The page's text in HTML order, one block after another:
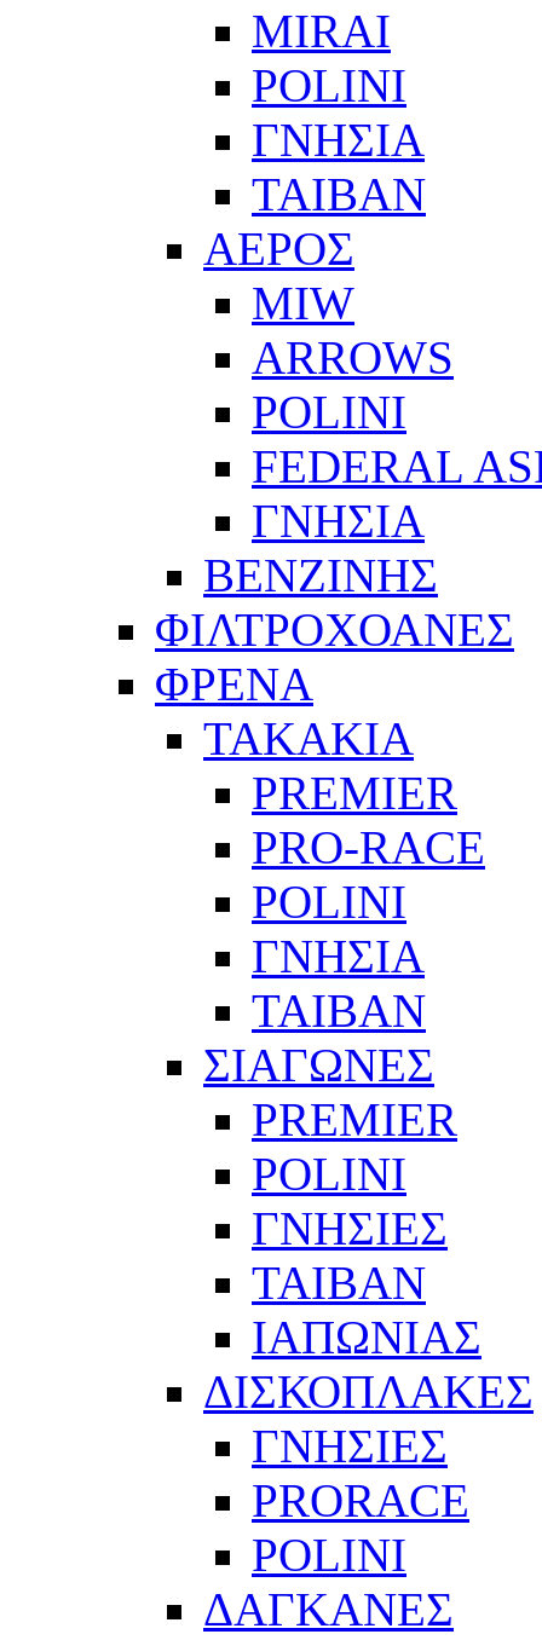
MIRAI
POLINI
ΓΝΗΣΙΑ
ΤΑΙΒΑΝ
ΑΕΡΟΣ
MIW
ARROWS
POLINI
FEDERAL
ΓΝΗΣΙΑ
ΒΕΝΖΙΝΗΣ
ΦΙΛΤΡΟΧΟΑΝΕΣ
ΦΡΕΝΑ
ΤΑΚΑΚΙΑ
PREMIER
PRO-RACE
POLINI
ΓΝΗΣΙΑ
ΤΑΙΒΑΝ
ΣΙΑΓΩΝΕΣ
PREMIER
POLINI
ΓΝΗΣΙΕΣ
ΤΑΙΒΑΝ
ΙΑΠΩΝΙΑΣ
ΔΙΣΚΟΠΛΑΚΕΣ
ΓΝΗΣΙΕΣ
PRORACE
POLINI
ΔΑΓΚΑΝΕΣ